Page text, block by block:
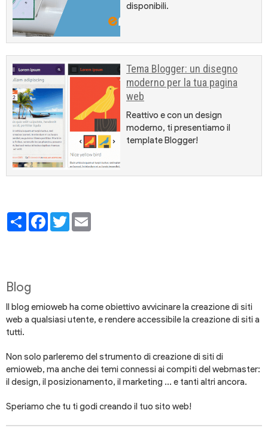
disponibili.
Tema Blogger: un disegno
moderno per la tua pagina
web
Reattivo e con un design
moderno, ti presentiamo il
template Blogger!
PartagerFacebook
Twitter
Blog
Il blog emioweb ha come obiettivo avvicinare la creazione di siti
web a qualsiasi utente, e rendere accessibile la creazione di siti a
tutti.
Non solo parleremo del strumento di creazione di siti di
emioweb, ma anche dei temi connessi ai compiti del webmaster:
il design, il posizionamento, il marketing ... e tanti altri ancora.
Speriamo che tu ti godi creando il tuo sito web!